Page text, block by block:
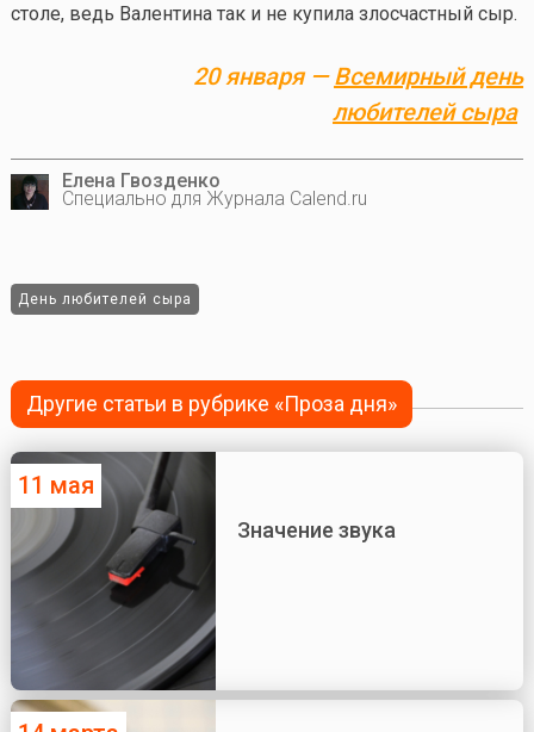
столе, ведь Валентина так и не купила злосчастный сыр.
20 января —Всемирный день
любителей сыра
Елена Гвозденко
Специально для Журнала Calend.ru
День любителей сыра
Другие статьи в рубрике «Проза дня»
11 мая
Значение звука